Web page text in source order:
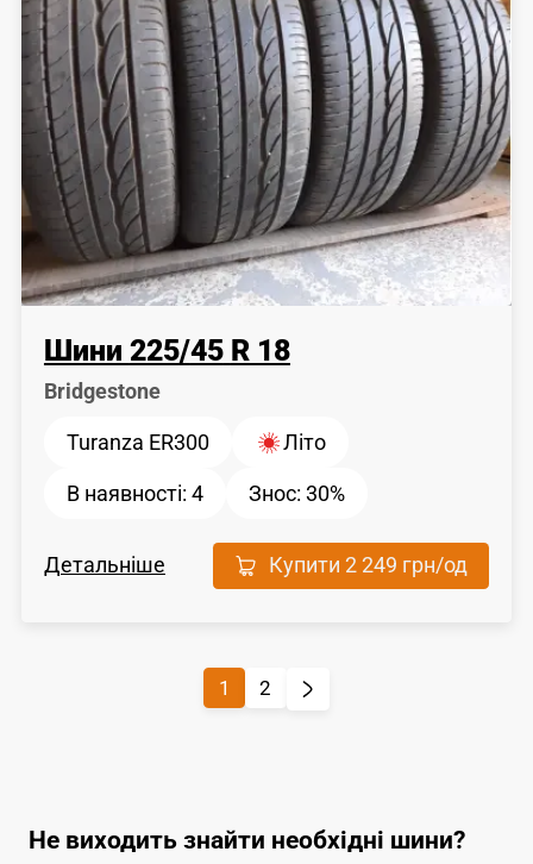
Шини 225/45 R 18
Bridgestone
Turanza ER300 Літо
В наявності: 4 Знос:30%
Детальніше Купити2 249 грн/од
1 2
Не виходить знайти необхідні шини?